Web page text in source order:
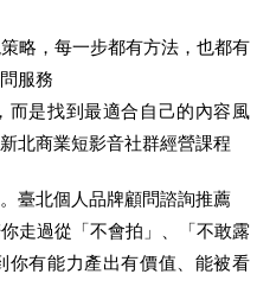
略，每一步都有方法，也都有
服務
而是找到最適合自己的內容風
北商業短影音社群經營課程
臺北個人品牌顧問諮詢推薦
走過從「不會拍」、「不敢露
你有能力產出有價值、能被看